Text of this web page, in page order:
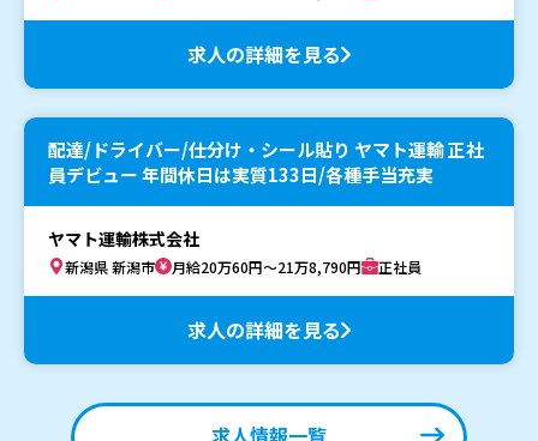
求人の詳細を見る
配達/ドライバー/仕分け・シール貼り ヤマト運輸 正社
員デビュー 年間休日は実質133日/各種手当充実
ヤマト運輸株式会社
新潟県 新潟市 月給20万60円～21万8,790円 正社員
求人の詳細を見る
求人情報一覧